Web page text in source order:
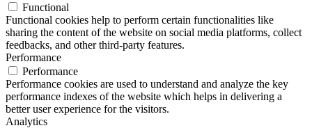
Functional
Functional cookies help to perform certain functionalities like
sharing the content of the website on social media platforms, collect
feedbacks, and other third-party features.
Performance
Performance
Performance cookies are used to understand and analyze the key
performance indexes of the website which helps in delivering a
better user experience for the visitors.
Analytics